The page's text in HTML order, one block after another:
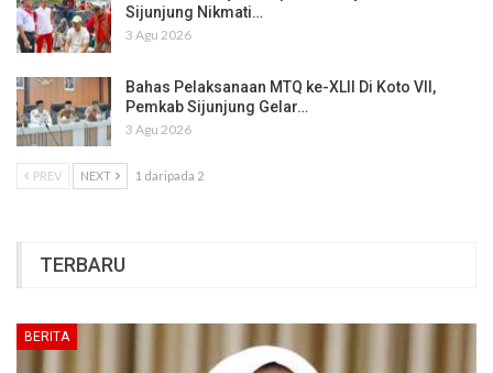
Sijunjung Nikmati…
3 Agu 2026
Bahas Pelaksanaan MTQ ke-XLII Di Koto VII,
Pemkab Sijunjung Gelar…
3 Agu 2026
PREV NEXT 1 daripada 2
TERBARU
BERITA